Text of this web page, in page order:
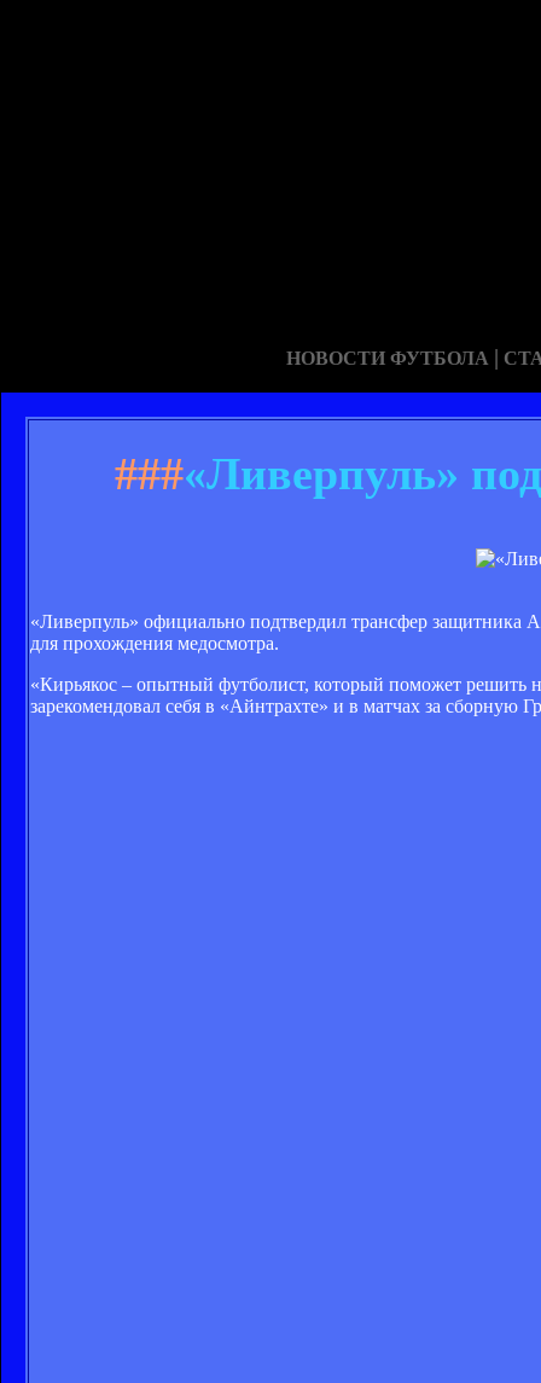
НОВОСТИ ФУТБОЛА |
###«Ливерпуль»
«Ливерпуль» официально подтвердил трансфер защитника
для прохождения медосмотра.
«Кирьякос – опытный футболист, который поможет
зарекомендовал себя в «Айнтрахте» и в матчах за сборную